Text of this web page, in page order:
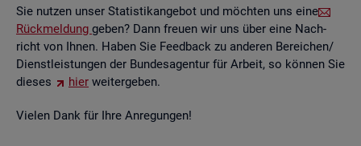
Sie nut­zen unser Sta­tis­tik­an­ge­bot und möch­ten uns eine
Rück­mel­dung geben? Dann freu­en wir uns über eine Nach­
richt von Ihnen. Haben Sie Feed­back zu an­de­ren Be­rei­chen/
Dienst­leis­tun­gen der Bun­des­agen­tur für Ar­beit, so kön­nen Sie
die­ses
hier wei­ter­ge­ben.
Vie­len Dank für Ihre An­re­gun­gen!